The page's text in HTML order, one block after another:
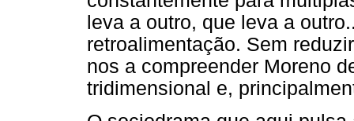
leva a outro, que leva a
retroalimentação. Sem
nos a compreender Moreno
tridimensional e,